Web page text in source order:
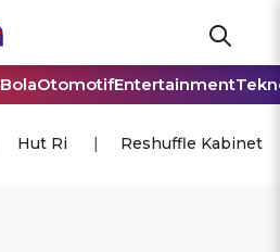
BolaOtomotifEntertainment
Hut Ri Reshuffle Kabinet